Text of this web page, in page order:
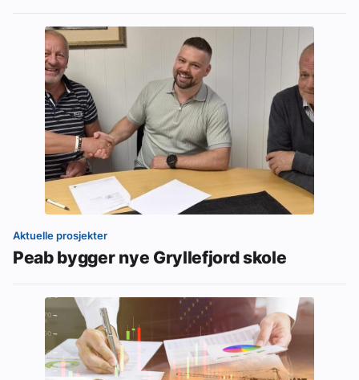
Aktuelle prosjekter
Peab bygger nye Gryllefjord skole